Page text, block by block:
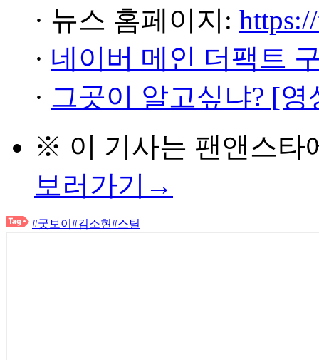
· 뉴스 홈페이지:
· 네이버 메인 더팩트
· 그곳이 알고싶냐? [
※ 이 기사는 팬앤스타
보러가기→
#굿보이 #김소현#스틸